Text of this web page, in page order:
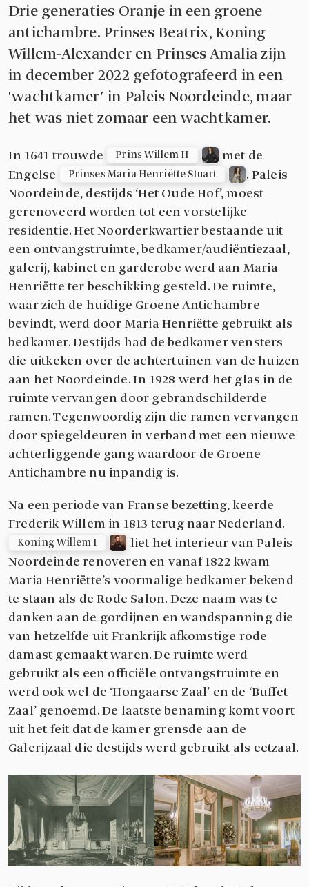
Drie generaties Oranje in een groene
antichambre. Prinses Beatrix, Koning
Willem-Alexander en Prinses Amalia zijn
in december 2022 gefotografeerd in een
'wachtkamer' in Paleis Noordeinde, maar
het was niet zomaar een wachtkamer.
In 1641 trouwde Prins Willem II
met de
Engelse
Prinses Maria Henriëtte Stuart
. Paleis
Noordeinde, destijds ‘Het Oude Hof’, moest
gerenoveerd worden tot een vorstelijke
residentie. Het Noorderkwartier bestaande uit
een ontvangstruimte, bedkamer/audiëntiezaal,
galerij, kabinet en garderobe werd aan Maria
Henriëtte ter beschikking gesteld. De ruimte,
waar zich de huidige Groene Antichambre
bevindt, werd door Maria Henriëtte gebruikt als
bedkamer. Destijds had de bedkamer vensters
die uitkeken over de achtertuinen van de huizen
aan het Noordeinde. In 1928 werd het glas in de
ruimte vervangen door gebrandschilderde
ramen. Tegenwoordig zijn die ramen vervangen
door spiegeldeuren in verband met een nieuwe
achterliggende gang waardoor de Groene
Antichambre nu inpandig is.
Na een periode van Franse bezetting, keerde
Frederik Willem in 1813 terug naar Nederland.
Koning Willem I
liet het interieur van Paleis
Noordeinde renoveren en vanaf 1822 kwam
Maria Henriëtte’s voormalige bedkamer bekend
te staan als de Rode Salon. Deze naam was te
danken aan de gordijnen en wandspanning die
van hetzelfde uit Frankrijk afkomstige rode
damast gemaakt waren. De ruimte werd
gebruikt als een officiële ontvangstruimte en
werd ook wel de ‘Hongaarse Zaal’ en de ‘Buffet
Zaal’ genoemd. De laatste benaming komt voort
uit het feit dat de kamer grensde aan de
Galerijzaal die destijds werd gebruikt als eetzaal.